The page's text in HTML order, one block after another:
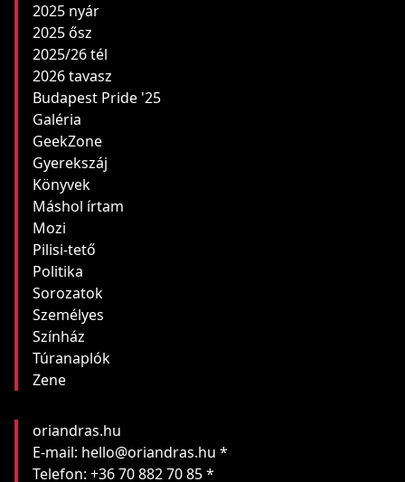
2025 nyár
2025 ősz
2025/26 tél
2026 tavasz
Budapest Pride '25
Galéria
GeekZone
Gyerekszáj
Könyvek
Máshol írtam
Mozi
Pilisi-tető
Politika
Sorozatok
Személyes
Színház
Túranaplók
Zene
oriandras.hu
E-mail: hello@oriandras.hu *
Telefon: +36 70 882 70 85 *